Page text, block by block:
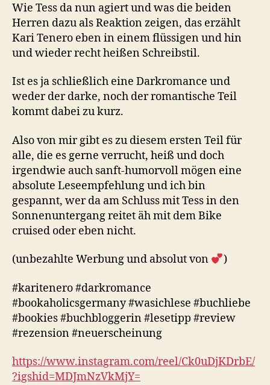
Wie Tess da nun agiert und was die beiden
Herren dazu als Reaktion zeigen, das erzählt
Kari Tenero eben in einem flüssigen und hin
und wieder recht heißen Schreibstil.
Ist es ja schließlich eine Darkromance und
weder der darke, noch der romantische Teil
kommt dabei zu kurz.
Also von mir gibt es zu diesem ersten Teil für
alle, die es gerne verrucht, heiß und doch
irgendwie auch sanft-humorvoll mögen eine
absolute Leseempfehlung und ich bin
gespannt, wer da am Schluss mit Tess in den
Sonnenuntergang reitet äh mit dem Bike
cruised oder eben nicht.
(unbezahlte Werbung und absolut von )
#karitenero #darkromance
#bookaholicsgermany #wasichlese #buchliebe
#bookies #buchbloggerin #lesetipp #review
#rezension #neuerscheinung
https://www.instagram.com/reel/Ck0uDjKDrbE/
?igshid=MDJmNzVkMjY=